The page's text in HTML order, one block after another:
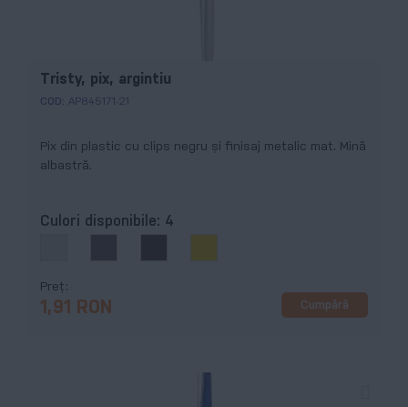
Tristy, pix, argintiu
COD: AP845171-21
Pix din plastic cu clips negru și finisaj metalic mat. Mină
albastră.
Culori disponibile: 4
Preț
1,91 RON Cumpără